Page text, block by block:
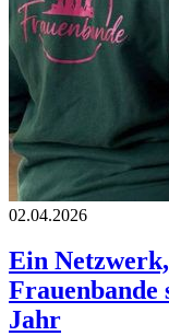
02.04.2026
Ein
Jahr